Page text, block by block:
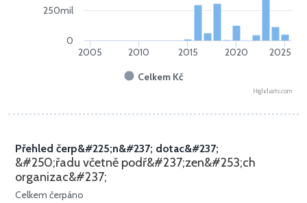
Celkem Kč
2005 2010 2015 2020 2025
0
250mil
Highcharts.com
Celkem čerpáno
Přehled čerp&#225;n&#237; dotac&#237;
&#250;řadu včetně podř&#237;zen&#253;ch
organizac&#237;